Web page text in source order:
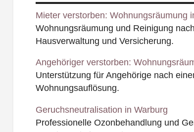
Mieter verstorben: Wohnungsräumung
Wohnungsräumung und Reinigung
Hausverwaltung und Versicherung.
Angehöriger verstorben:
Unterstützung für Angehörige nach
Wohnungsauflösung.
Geruchsneutralisation in Warburg
Professionelle Ozonbehandlung und